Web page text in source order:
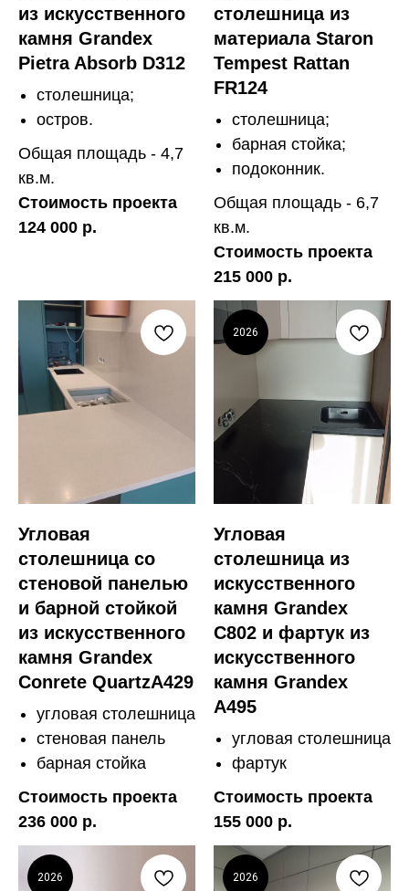
из искусственного
камня Grandex
Pietra Absorb D312
столешница;
остров.
Общая площадь - 4,7
кв.м.
Стоимость проекта
124 000 р.
столешница из
материала Staron
Tempest Rattan
FR124
столешница;
барная стойка;
подоконник.
Общая площадь - 6,7
кв.м.
Стоимость проекта
215 000 р.
Угловая
столешница со
стеновой панелью
и барной стойкой
из искусственного
камня Grandex
Conrete QuartzA429
угловая столешница
стеновая панель
барная стойка
Стоимость проекта
236 000 р.
2026
Угловая
столешница из
искусственного
камня Grandex
C802 и фартук из
искусственного
камня Grandex
A495
угловая столешница
фартук
Стоимость проекта
155 000 р.
2026 2026